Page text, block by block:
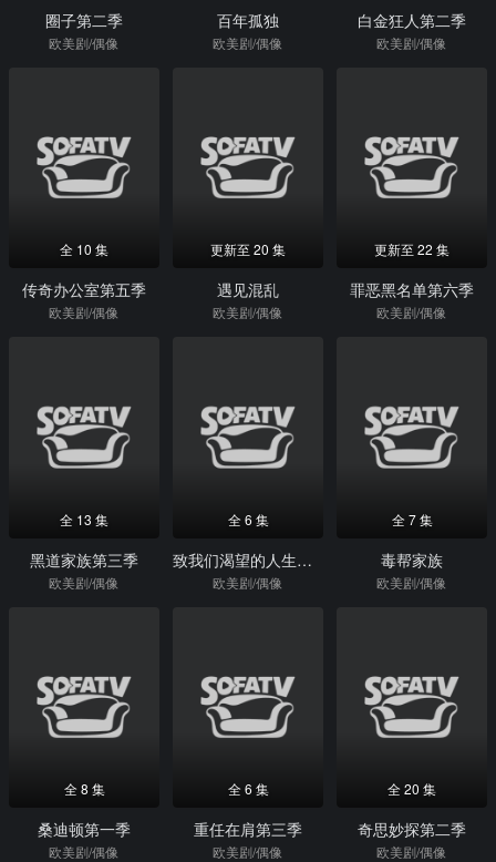
圈子第二季
欧美剧/偶像
百年孤独
欧美剧/偶像
白金狂人第二季
欧美剧/偶像
全 10 集
传奇办公室第五季
欧美剧/偶像
更新至 20 集
遇见混乱
欧美剧/偶像
更新至 22 集
罪恶黑名单第六季
欧美剧/偶像
全 13 集
黑道家族第三季
欧美剧/偶像
全 6 集
致我们渴望的人生第一季
欧美剧/偶像
全 7 集
毒帮家族
欧美剧/偶像
全 8 集
桑迪顿第一季
欧美剧/偶像
全 6 集
重任在肩第三季
欧美剧/偶像
全 20 集
奇思妙探第二季
欧美剧/偶像